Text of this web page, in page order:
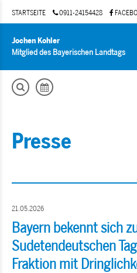
STARTSEITE 0911-24154428
Jochen Kohler
Mitglied des Bayerischen Landtags
Presse
21.05.2026
Bayern bekennt sich
Sudetendeutschen
Fraktion mit